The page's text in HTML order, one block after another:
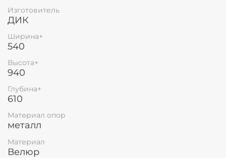
Изготовитель
ДИК
Ширина+
540
Высота+
940
Глубина+
610
Материал опор
металл
Материал
Велюр